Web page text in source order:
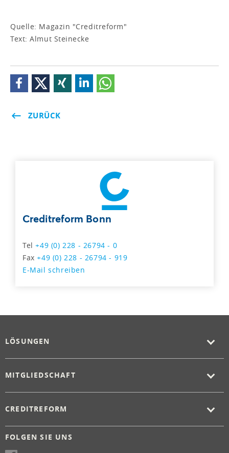
Quelle: Magazin "Creditreform"
Text: Almut Steinecke
ZURÜCK
Creditreform Bonn
Tel+49 (0) 228 - 26794 - 0
Fax+49 (0) 228 - 26794 - 919
E-Mail schreiben
LÖSUNGEN
MITGLIEDSCHAFT
CREDITREFORM
FOLGEN SIE UNS